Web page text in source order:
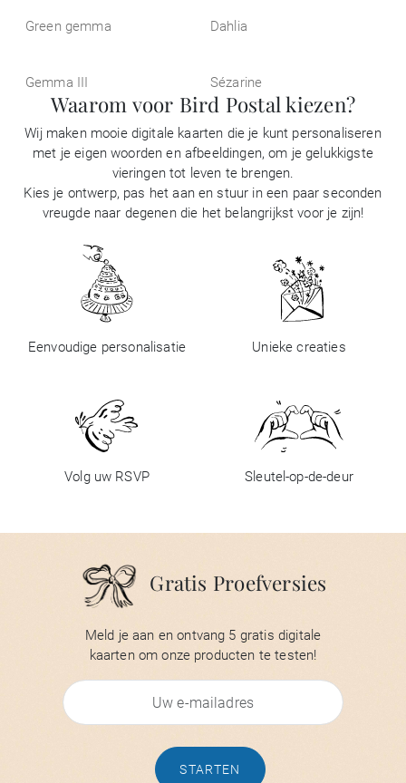
Green gemma Dahlia
Gemma III Sézarine
Waarom voor Bird Postal kiezen?
Wij maken mooie digitale kaarten die je kunt personaliseren
met je eigen woorden en afbeeldingen, om je gelukkigste
vieringen tot leven te brengen.
Kies je ontwerp, pas het aan en stuur in een paar seconden
vreugde naar degenen die het belangrijkst voor je zijn!
Eenvoudige personalisatie Unieke creaties
Volg uw RSVP Sleutel-op-de-deur
Gratis Proefversies
Meld je aan en ontvang 5 gratis digitale
kaarten om onze producten te testen!
STARTEN